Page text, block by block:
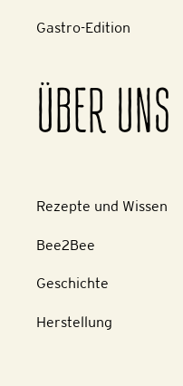
Gastro-Edition
ÜBER UNS
Rezepte und Wissen
Bee2Bee
Geschichte
Herstellung